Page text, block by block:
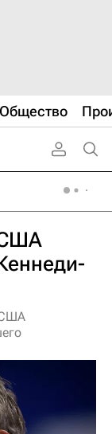
Общество
США
США